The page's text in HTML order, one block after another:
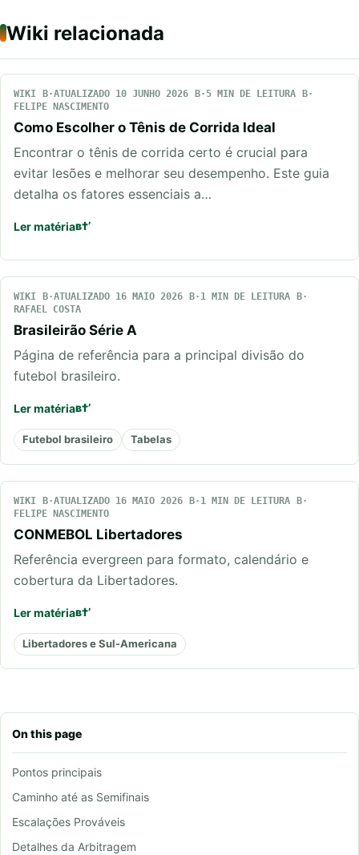
On this page
Pontos principais
Caminho até as Semifinais
Escalações Prováveis
Detalhes da Arbitragem
Wiki relacionada
WIKI ATUALIZADO 10 JUNHO 2026
5 MIN DE LEITURA
FELIPE NASCIMENTO
Como Escolher o Tênis de Corrida Ideal
Encontrar o tênis de corrida certo é crucial para
evitar lesões e melhorar seu desempenho. Este guia
detalha os fatores essenciais a…
Ler matéria
WIKI ATUALIZADO 16 MAIO 2026
1 MIN DE LEITURA
RAFAEL COSTA
Brasileirão Série A
Página de referência para a principal divisão do
futebol brasileiro.
Ler matéria
Futebol brasileiro Tabelas
WIKI ATUALIZADO 16 MAIO 2026
1 MIN DE LEITURA
FELIPE NASCIMENTO
CONMEBOL Libertadores
Referência evergreen para formato, calendário e
cobertura da Libertadores.
Ler matéria
Libertadores e Sul-Americana